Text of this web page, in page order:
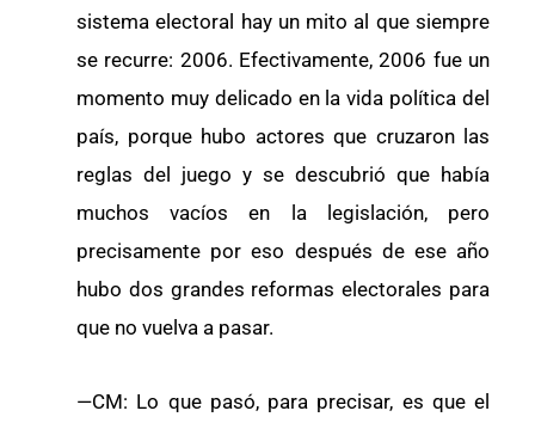
sistema electoral hay un mito al que siempre
se recurre: 2006. Efectivamente, 2006 fue un
momento muy delicado en la vida política del
país, porque hubo actores que cruzaron las
reglas del juego y se descubrió que había
muchos vacíos en la legislación, pero
precisamente por eso después de ese año
hubo dos grandes reformas electorales para
que no vuelva a pasar.
—CM: Lo que pasó, para precisar, es que el